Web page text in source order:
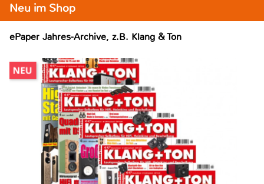
Neu im Shop
ePaper Jahres-Archive, z.B. Klang & Ton